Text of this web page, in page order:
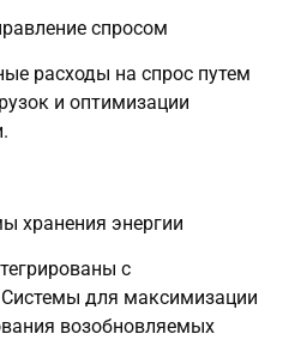
спросом
расходы на спрос путем
и оптимизации
хранения энергии
с
для максимизации
возобновляемых